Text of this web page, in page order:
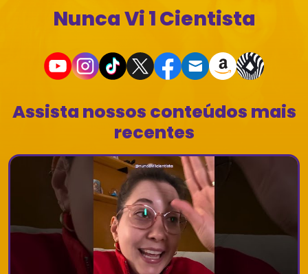
Nunca Vi 1 Cientista
Assista nossos conteúdos mais
recentes